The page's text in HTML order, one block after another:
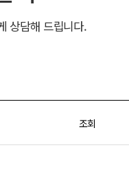
상담해 드립니다.
조회